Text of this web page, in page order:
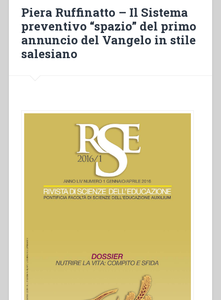
del
Savio”
Piera Ruffinatto – Il Sistema
preventivo “spazio” del primo
annuncio del Vangelo in stile
salesiano